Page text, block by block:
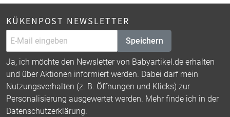
KÜKENPOST NEWSLETTER
Speichern
Ja, ich möchte den Newsletter von Babyartikel.de erhalten
und über Aktionen informiert werden. Dabei darf mein
Nutzungsverhalten (z. B. Öffnungen und Klicks) zur
Personalisierung ausgewertet werden. Mehr finde ich in der
Datenschutzerklärung.